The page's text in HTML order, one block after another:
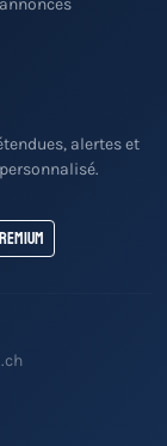
alertes et